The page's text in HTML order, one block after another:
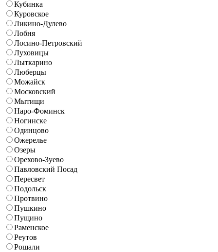
Кубинка
Куровское
Ликино-Дулево
Лобня
Лосино-Петровский
Луховицы
Лыткарино
Люберцы
Можайск
Московский
Мытищи
Наро-Фоминск
Ногинске
Одинцово
Ожерелье
Озеры
Орехово-Зуево
Павловский Посад
Пересвет
Подольск
Протвино
Пушкино
Пущино
Раменское
Реутов
Рошали